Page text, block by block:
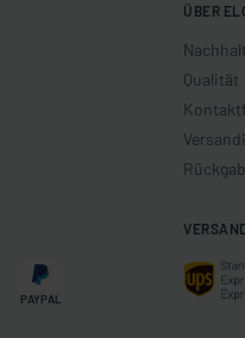
ÜBER
Qualität
PAYPAL